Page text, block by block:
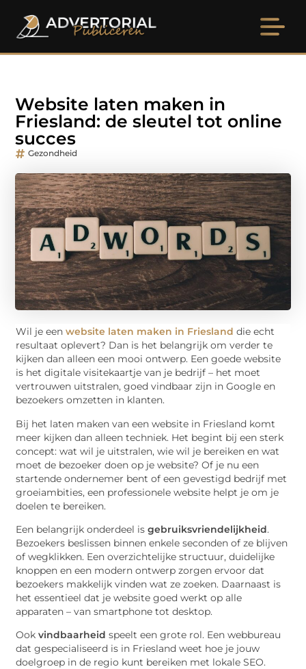
Website laten maken in
Friesland: de sleutel tot online
succes
Gezondheid
Wil je eenwebsite laten maken in Friesland die echt
resultaat oplevert? Dan is het belangrijk om verder te
kijken dan alleen een mooi ontwerp. Een goede website
is het digitale visitekaartje van je bedrijf – het moet
vertrouwen uitstralen, goed vindbaar zijn in Google en
bezoekers omzetten in klanten.
Bij het laten maken van een website in Friesland komt
meer kijken dan alleen techniek. Het begint bij een sterk
concept: wat wil je uitstralen, wie wil je bereiken en wat
moet de bezoeker doen op je website? Of je nu een
startende ondernemer bent of een gevestigd bedrijf met
groeiambities, een professionele website helpt je om je
doelen te bereiken.
Een belangrijk onderdeel isgebruiksvriendelijkheid.
Bezoekers beslissen binnen enkele seconden of ze blijven
of wegklikken. Een overzichtelijke structuur, duidelijke
knoppen en een modern ontwerp zorgen ervoor dat
bezoekers makkelijk vinden wat ze zoeken. Daarnaast is
het essentieel dat je website goed werkt op alle
apparaten – van smartphone tot desktop.
Ookvindbaarheid speelt een grote rol. Een webbureau
dat gespecialiseerd is in Friesland weet hoe je jouw
doelgroep in de regio kunt bereiken met lokale SEO.